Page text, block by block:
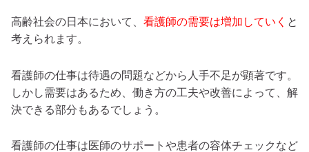
高齢社会の日本において、 看護師の需要は増加していく と
考えられます。
看護師の仕事は待遇の問題などから人手不足が顕著です。
しかし需要はあるため、働き方の工夫や改善によって、解
決できる部分もあるでしょう。
看護師の仕事は医師のサポートや患者の容体チェックなど